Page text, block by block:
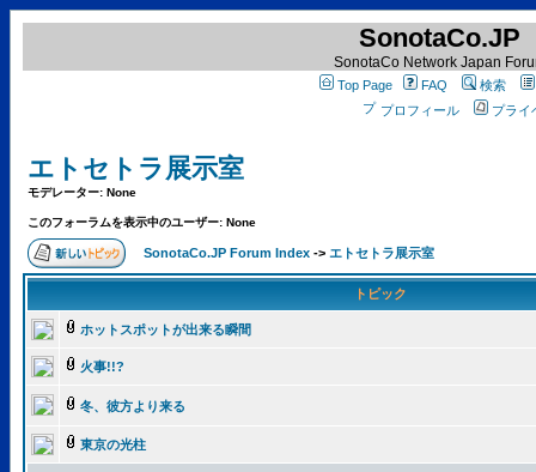
SonotaCo.JP
SonotaCo Network Japan
Top Page FAQ
検索
プロフィール
プライ
エトセトラ展示室
モデレーター: None
このフォーラムを表示中のユーザー: None
SonotaCo.JP Forum Index -> エトセトラ展示室
トピック
ホットスポットが出来る瞬間
火事!!?
冬、彼方より来る
東京の光柱